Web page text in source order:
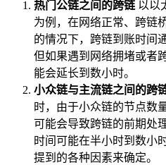
热门公链之间的跨链以以
为例，在网络正常、跨链
的情况下，跨链到账时间
但如果遇到网络拥堵或者
能会延长到数小时。
小众链与主流链之间的跨
时，由于小众链的节点数
可能会导致跨链的前期处
时间可能在半小时到数小
提到的各种因素来确定。